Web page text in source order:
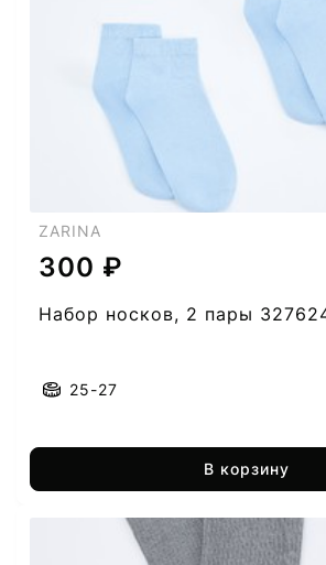
ZARINA
300 ₽
Набор носков, 2 пары
25-27
В корзину